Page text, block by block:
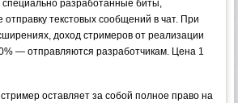
специально разработанные биты,
текстовых сообщений в чат. При
доход стримеров от реализации
— отправляются разработчикам. Цена 1
оставляет за собой полное право на